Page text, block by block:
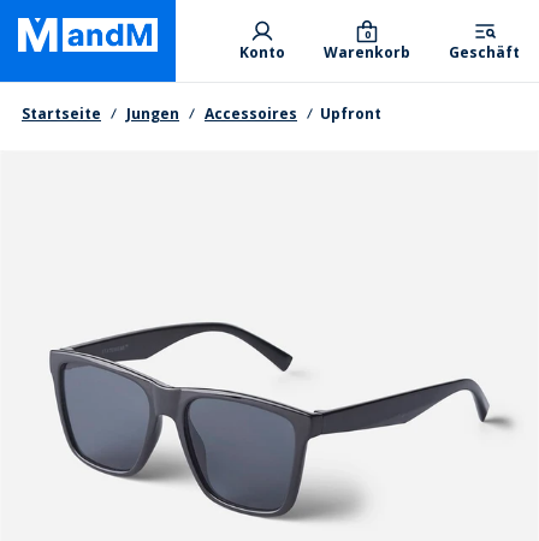
Skip
main
content
Primary departments
Konto Warenkorb
0
Geschäft
Brotkrumen
Startseite Jungen Accessoires Upfront